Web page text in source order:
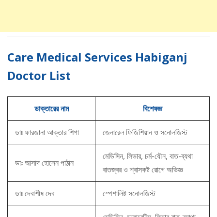
Care Medical Services Habiganj
Doctor List
ডাক্তারের নাম বিশেষজ্ঞ
ডাঃ ফারজানা আক্তার শিপা জেনারেল ফিজিশিয়ান ও সনোলজিস্ট
ডাঃ আসাদ হোসেন পাঠান
মেডিসিন, লিভার, চর্ম-যৌন, বাত-ব্যথা
বাতজ্বর ও শ্বাসকষ্ট রোগে অভিজ্ঞ
ডাঃ দেবাশীষ দেব স্পেশালিষ্ট সনোলজিস্ট